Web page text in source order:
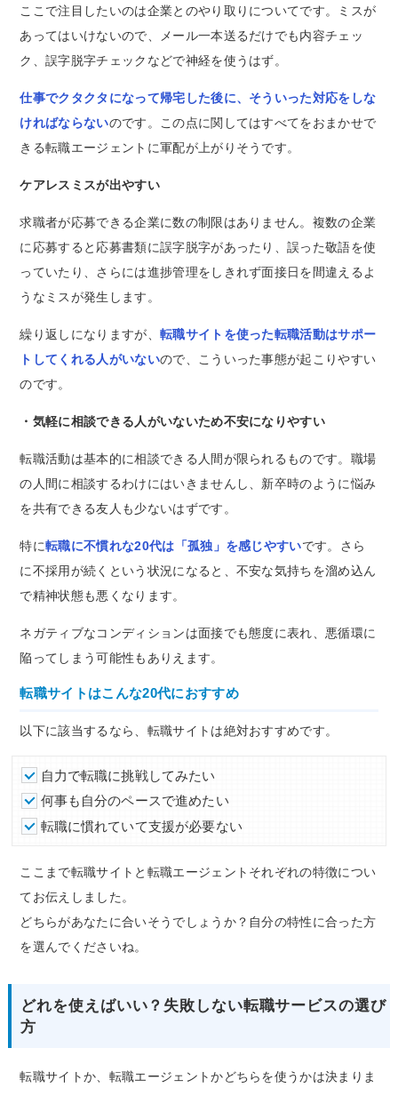
ここで注目したいのは企業とのやり取りについてです。ミスが
あってはいけないので、メール一本送るだけでも内容チェッ
ク、誤字脱字チェックなどで神経を使うはず。
仕事でクタクタになって帰宅した後に、そういった対応をしな
ければならないのです。この点に関してはすべてをおまかせで
きる転職エージェントに軍配が上がりそうです。
ケアレスミスが出やすい
求職者が応募できる企業に数の制限はありません。複数の企業
に応募すると応募書類に誤字脱字があったり、誤った敬語を使
っていたり、さらには進捗管理をしきれず面接日を間違えるよ
うなミスが発生します。
繰り返しになりますが、 転職サイトを使った転職活動はサポー
トしてくれる人がいないので、こういった事態が起こりやすい
のです。
・気軽に相談できる人がいないため不安になりやすい
転職活動は基本的に相談できる人間が限られるものです。職場
の人間に相談するわけにはいきませんし、新卒時のように悩み
を共有できる友人も少ないはずです。
特に転職に不慣れな20代は「孤独」を感じやすいです。さら
に不採用が続くという状況になると、不安な気持ちを溜め込ん
で精神状態も悪くなります。
ネガティブなコンディションは面接でも態度に表れ、悪循環に
陥ってしまう可能性もありえます。
転職サイトはこんな20代におすすめ
以下に該当するなら、転職サイトは絶対おすすめです。
自力で転職に挑戦してみたい
何事も自分のペースで進めたい
転職に慣れていて支援が必要ない
ここまで転職サイトと転職エージェントそれぞれの特徴につい
てお伝えしました。
どちらがあなたに合いそうでしょうか？自分の特性に合った方
を選んでくださいね。
どれを使えばいい？失敗しない転職サービスの選び
方
転職サイトか、転職エージェントかどちらを使うかは決まりま